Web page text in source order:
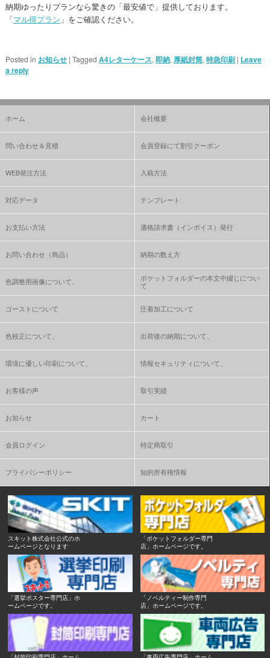
納期ゆったりプランなら驚きの「最安値で」提供しております。
「マル得プラン 」をご確認ください。
Posted in お知らせ | Tagged A4レターケース,即納, 厚紙封筒,特急印刷 | Leave
a reply
ホーム 会社概要
問い合わせ＆見積 会員登録にて割引クーポン
WEB発注方法 入稿方法
対応データ テンプレート
お支払い方法 適格請求書（インボイス）発行
お問い合わせ（商品） 納期の数え方
色調整用画像について、
ポケットフォルダーの本文中綴じについ
て
ゴーストについて 圧着加工について
色校正について、 出荷後の納期について、
環境に優しい印刷について、 情報セキュリティについて、
お客様の声 取引実績
お知らせ カート
会員ログイン 特定商取引
プライバシーポリシー 知的所有権情報
スキット株式会社公式のホ
ームページとなります
「ポケットフォルダー専門
店」ホームページです。
「選挙ポスター専門店」ホ
ームページです。
「ノベルティー制作専門
店」ホームページです。